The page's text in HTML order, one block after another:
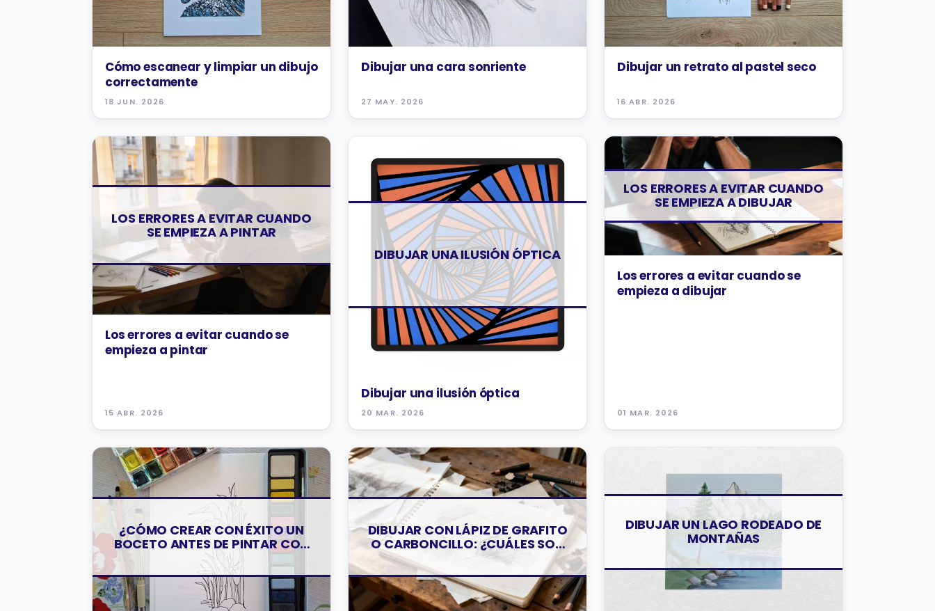
Cómo escanear y limpiar un dibujo
correctamente
18 JUN. 2026
Dibujar una cara sonriente
27 MAY. 2026
Dibujar un retrato al pastel seco
16 ABR. 2026
LOS ERRORES A EVITAR CUANDO
SE EMPIEZA A PINTAR
CONSEJOS Y TRUCOS
Los errores a evitar cuando se
empieza a pintar
15 ABR. 2026
DIBUJAR UNA ILUSIÓN ÓPTICA
Dibujar una ilusión óptica
20 MAR. 2026
LOS ERRORES A EVITAR CUANDO
SE EMPIEZA A DIBUJAR
CONSEJOS Y TRUCOS
Los errores a evitar cuando se
empieza a dibujar
01 MAR. 2026
¿CÓMO CREAR CON ÉXITO UN
BOCETO ANTES DE PINTAR CON
ACUARELAS?
CONSEJOS Y TRUCOS
DIBUJAR CON LÁPIZ DE GRAFITO
O CARBONCILLO: ¿CUÁLES SON
LAS DIFERENCIAS?
CONSEJOS Y TRUCOS
DIBUJAR UN LAGO RODEADO DE
MONTAÑAS